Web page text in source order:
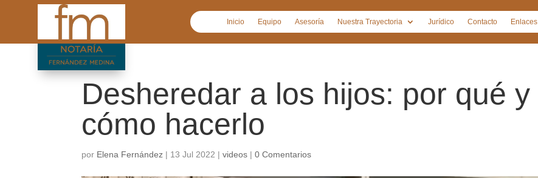
Inicio Equipo Asesoría Nuestra Trayectoria Jurídico Contacto Enlaces
Desheredar a los hijos: por qué y
cómo hacerlo
por Elena Fernández | 13 Jul 2022 |videos |0 Comentarios